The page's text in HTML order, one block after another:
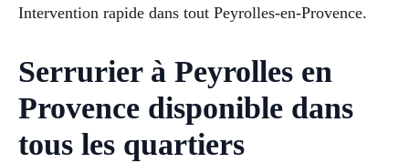
Intervention rapide dans tout Peyrolles-en-Provence.
Serrurier à Peyrolles en
Provence disponible dans
tous les quartiers